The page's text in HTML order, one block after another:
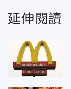
延伸閱讀